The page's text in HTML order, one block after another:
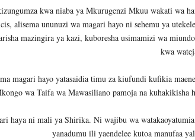
kwa niaba ya Mkurugenzi Mkuu wakati wa
alisema ununuzi wa magari hayo ni sehemu ya
mazingira ya kazi, kuboresha usimamizi wa
kwa
magari hayo yatasaidia timu za kiufundi kufikia
wa Taifa wa Mawasiliano pamoja na
haya ni mali ya Shirika. Ni wajibu wa
yanadumu ili yaendelee kutoa manufaa